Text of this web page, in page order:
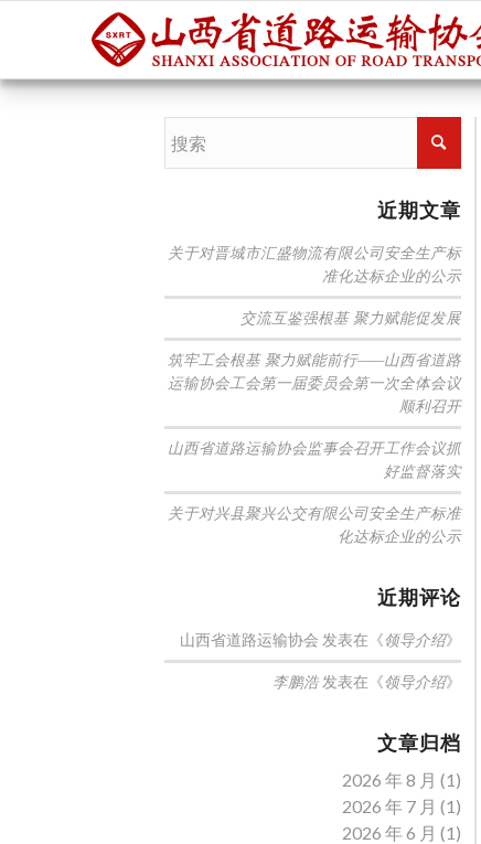
近期文章
关于对晋城市汇盛物流有限公司安全生产标
准化达标企业的公示
交流互鉴强根基 聚力赋能促发展
筑牢工会根基 聚力赋能前行——山西省道路
运输协会工会第一届委员会第一次全体会议
顺利召开
山西省道路运输协会监事会召开工作会议抓
好监督落实
关于对兴县聚兴公交有限公司安全生产标准
化达标企业的公示
近期评论
山西省道路运输协会 发表在《领导介绍》
李鹏浩发表在《领导介绍》
文章归档
2026 年 8 月 (1)
2026 年 7 月 (1)
2026 年 6 月 (1)